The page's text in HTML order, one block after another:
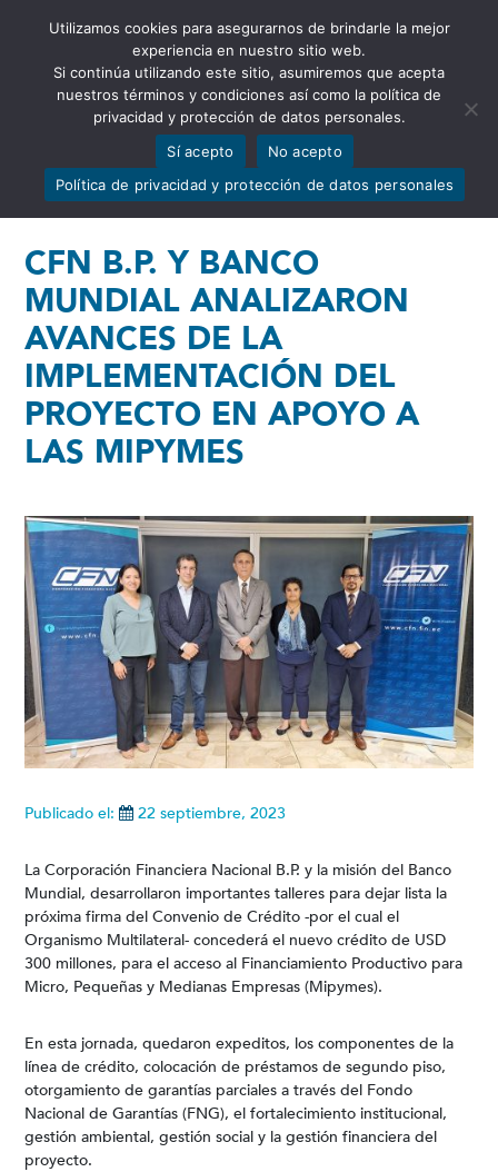
Abrir barra de herramientas
CFN B.P. Y BANCO
MUNDIAL ANALIZARON
AVANCES DE LA
IMPLEMENTACIÓN DEL
PROYECTO EN APOYO A
LAS MIPYMES
Publicado el: 22 septiembre, 2023
La Corporación Financiera Nacional B.P. y la misión del Banco
Mundial, desarrollaron importantes talleres para dejar lista la
próxima firma del Convenio de Crédito -por el cual el
Organismo Multilateral- concederá el nuevo crédito de USD
300 millones, para el acceso al Financiamiento Productivo para
Micro, Pequeñas y Medianas Empresas (Mipymes).
En esta jornada, quedaron expeditos, los componentes de la
línea de crédito, colocación de préstamos de segundo piso,
otorgamiento de garantías parciales a través del Fondo
Nacional de Garantías (FNG), el fortalecimiento institucional,
gestión ambiental, gestión social y la gestión financiera del
proyecto.
Utilizamos cookies para asegurarnos de brindarle la mejor
experiencia en nuestro sitio web.
Si continúa utilizando este sitio, asumiremos que acepta
nuestros términos y condiciones así como la política de
privacidad y protección de datos personales.
Sí acepto
No acepto
Política de privacidad y protección de datos personales